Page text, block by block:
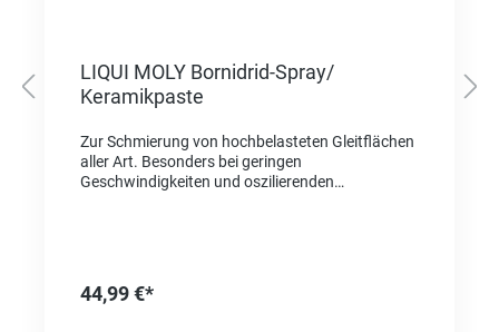
LIQUI MOLY Bornidrid-Spray/
Keramikpaste
Zur Schmierung von hochbelasteten Gleitflächen
aller Art. Besonders bei geringen
Geschwindigkeiten und oszilierenden
Verhindert Festbrennen, Kaltverschweißen,
44,99 €*